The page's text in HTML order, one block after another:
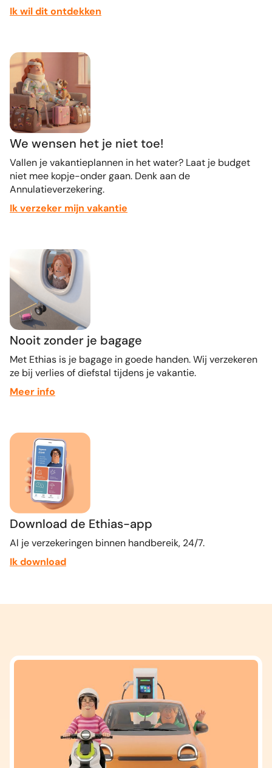
Ik wil dit ontdekken
We wensen het je niet toe!
Vallen je vakantieplannen in het water? Laat je budget
niet mee kopje-onder gaan. Denk aan de
Annulatieverzekering.
Ik verzeker mijn vakantie
Nooit zonder je bagage
Met Ethias is je bagage in goede handen. Wij verzekeren
ze bij verlies of diefstal tijdens je vakantie.
Meer info
Download de Ethias-app
Al je verzekeringen binnen handbereik, 24/7.
Ik download